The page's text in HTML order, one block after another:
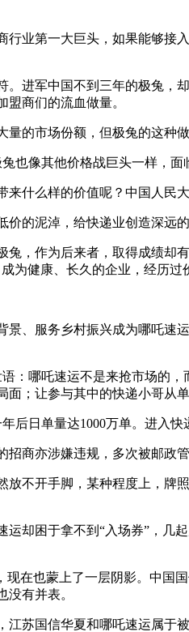
第一大巨头，如果能够接
军中国不到三年的极兔，
商们的流血做量。
市场份额，但极兔的这种做
像其他价格战巨头一样，
么样的价值呢？中国人民
泥淖，给快递业创造深远
作为后来者，取得成绩却
为健康、长久的企业，经历
服务乡村振兴成为哪吒速
哪吒速运不是来抢市场的
；让参与其中的快递小哥从
日单量达1000万单。进入快
商亦涉嫌违规，多次被邮政管
开手脚，某种程度上，牌
困于拿不到“入场券”，几
也蒙上了一层阴影。中国
有并表。
国信华夏和哪吒速运属于被